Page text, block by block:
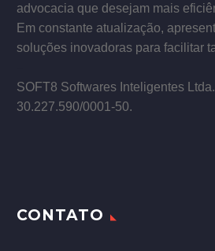
advocacia que desejam mais
Em constante atualização,
soluções inovadoras para facilitar
SOFT8 Softwares Inteligentes Ltda.
30.227.590/0001­-50.
CONTATO